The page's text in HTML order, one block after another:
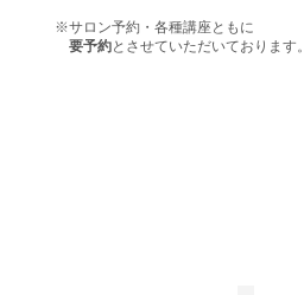
​※サロン予約・各種講座ともに
要予約とさせていただいております。